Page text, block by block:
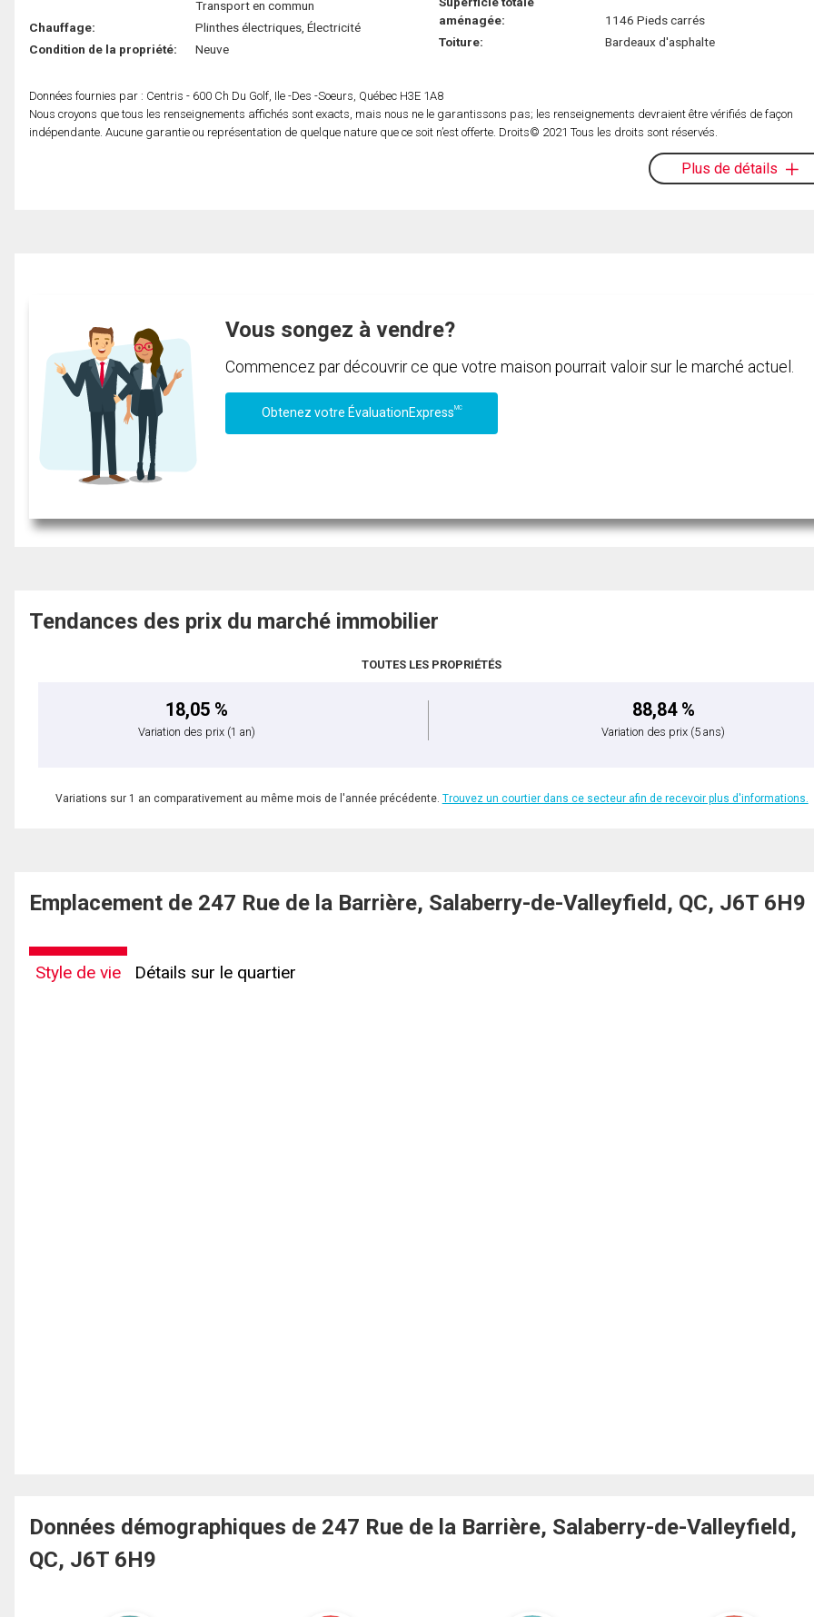
Transport en commun
Chauffage:
Plinthes électriques, Électricité
Condition de la propriété:
Neuve
aménagée:
1146 Pieds carrés
Toiture:
Bardeaux d'asphalte
Données fournies par : Centris - 600 Ch Du Golf, Ile -Des -Soeurs, Québec H3E 1A8
Nous croyons que tous les renseignements affichés sont exacts, mais nous ne le garantissons pas; les renseignements devraient être vérifiés de façon
indépendante. Aucune garantie ou représentation de quelque nature que ce soit n’est offerte. Droits© 2021 Tous les droits sont réservés.
Plus de détails
Vous songez à vendre?
Commencez par découvrir ce que votre maison pourrait valoir sur le marché actuel.
Obtenez votre ÉvaluationExpressMC
Tendances des prix du marché immobilier
TOUTES LES PROPRIÉTÉS
18,05 %
Variation des prix (1 an)
88,84 %
Variation des prix (5 ans)
Variations sur 1 an comparativement au même mois de l'année précédente. Trouvez un courtier dans ce secteur afin de recevoir plus d'informations.
Emplacement de 247 Rue de la Barrière, Salaberry-de-Valleyfield, QC, J6T 6H9
Style de vie Détails sur le quartier
Données démographiques de 247 Rue de la Barrière, Salaberry-de-Valleyfield,
QC, J6T 6H9